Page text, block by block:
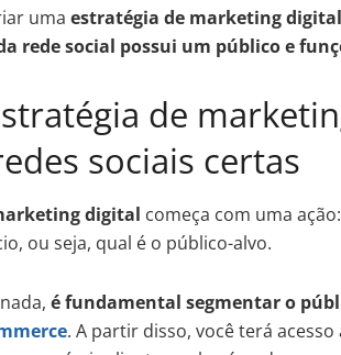
uma estratégia de marketing digital
rede social possui um público e
de
sociais certas
digital começa com uma
ou seja, qual é o público-alvo.
é fundamental segmentar o
. A partir disso, você terá